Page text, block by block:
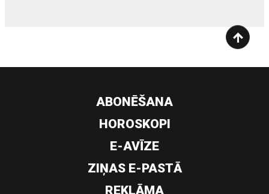
ABONĒŠANA
HOROSKOPI
E-AVĪZE
ZIŅAS E-PASTĀ
REKLĀMA